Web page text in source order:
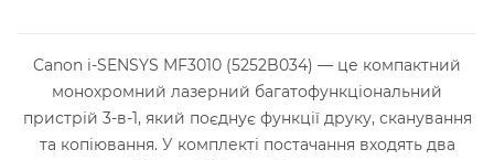
Canon i-SENSYS MF3010 (5252B034) — це компактний
монохромний лазерний багатофункціональний
пристрій 3-в-1, який поєднує функції друку, сканування
та копіювання. У комплекті постачання входять два